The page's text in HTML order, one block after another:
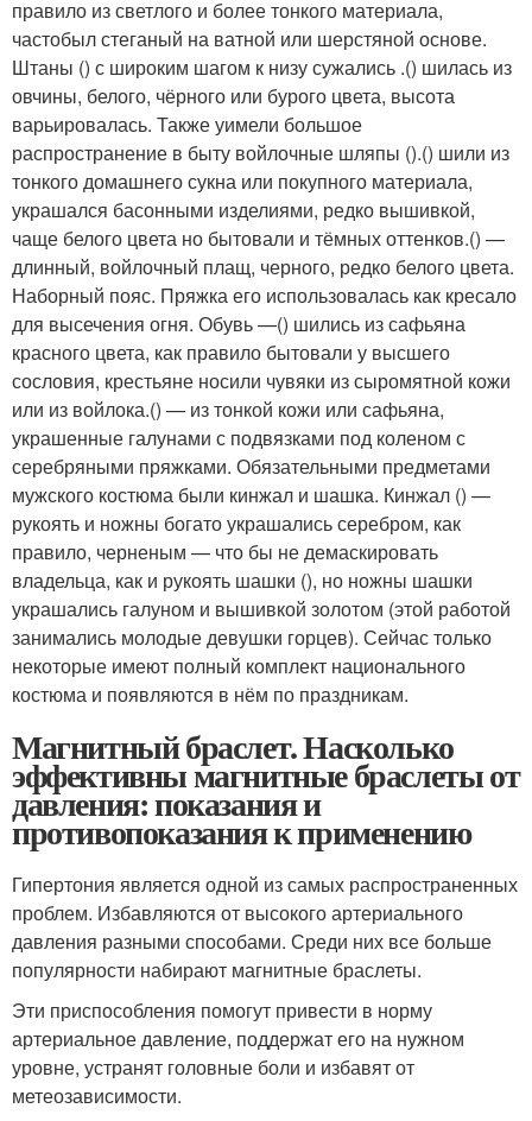
правило из светлого и более тонкого материала,
частобыл стеганый на ватной или шерстяной основе.
Штаны () с широким шагом к низу сужались .() шилась из
овчины, белого, чёрного или бурого цвета, высота
варьировалась. Также уимели большое
распространение в быту войлочные шляпы ().() шили из
тонкого домашнего сукна или покупного материала,
украшался басонными изделиями, редко вышивкой,
чаще белого цвета но бытовали и тёмных оттенков.() —
длинный, войлочный плащ, черного, редко белого цвета.
Наборный пояс. Пряжка его использовалась как кресало
для высечения огня. Обувь —() шились из сафьяна
красного цвета, как правило бытовали у высшего
сословия, крестьяне носили чувяки из сыромятной кожи
или из войлока.() — из тонкой кожи или сафьяна,
украшенные галунами с подвязками под коленом с
серебряными пряжками. Обязательными предметами
мужского костюма были кинжал и шашка. Кинжал () —
рукоять и ножны богато украшались серебром, как
правило, черненым — что бы не демаскировать
владельца, как и рукоять шашки (), но ножны шашки
украшались галуном и вышивкой золотом (этой работой
занимались молодые девушки горцев). Сейчас только
некоторые имеют полный комплект национального
костюма и появляются в нём по праздникам.
Магнитный браслет. Насколько
эффективны магнитные браслеты от
давления: показания и
противопоказания к применению
Гипертония является одной из самых распространенных
проблем. Избавляются от высокого артериального
давления разными способами. Среди них все больше
популярности набирают магнитные браслеты.
Эти приспособления помогут привести в норму
артериальное давление, поддержат его на нужном
уровне, устранят головные боли и избавят от
метеозависимости.